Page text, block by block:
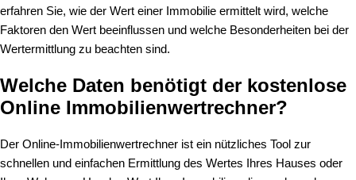
erfahren Sie, wie der Wert einer Immobilie ermittelt wird, welche
Faktoren den Wert beeinflussen und welche Besonderheiten bei der
Wertermittlung zu beachten sind.
Welche Daten benötigt der kostenlose
Online Immobilienwertrechner?
Der Online-Immobilienwertrechner ist ein nützliches Tool zur
schnellen und einfachen Ermittlung des Wertes Ihres Hauses oder